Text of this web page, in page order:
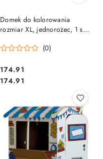
Domek do kolorowania
rozmiar XL, jednorożec, 1 szt
(0)
Cena:
174.91
Cena:
174.91